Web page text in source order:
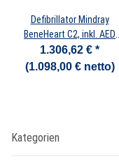
Defibrillator Mindray
BeneHeart C2, inkl. AED
Notfallset
1.306,62 € *
(1.098,00 € netto)
Kategorien